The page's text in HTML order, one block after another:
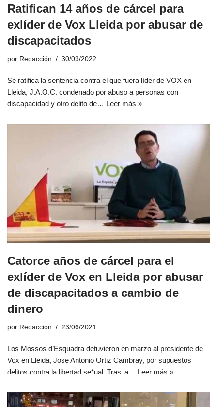
Ratifican 14 años de cárcel para
exlíder de Vox Lleida por abusar de
discapacitados
por Redacción 30/03/2022
Se ratifica la sentencia contra el que fuera líder de VOX en
Lleida, J.A.O.C. condenado por abuso a personas con
discapacidad y otro delito de… Leer más »
Catorce años de cárcel para el
exlíder de Vox en Lleida por abusar
de discapacitados a cambio de
dinero
por Redacción 23/06/2021
Los Mossos d’Esquadra detuvieron en marzo al presidente de
Vox en Lleida, José Antonio Ortiz Cambray, por supuestos
delitos contra la libertad se*ual. Tras la… Leer más »